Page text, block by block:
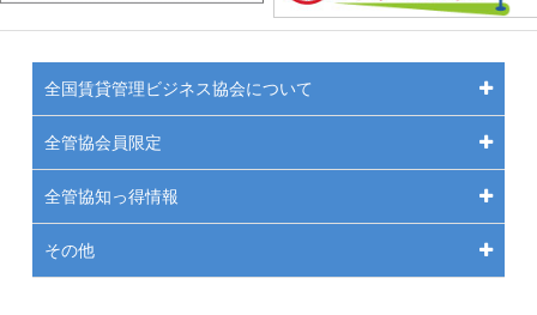
全国賃貸管理ビジネス協会について
全管協会員限定
全管協知っ得情報
その他